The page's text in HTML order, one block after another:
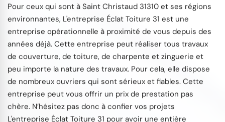
Pour ceux qui sont à Saint Christaud 31310 et ses régions
environnantes, L'entreprise Éclat Toiture 31 est une
entreprise opérationnelle à proximité de vous depuis des
années déjà. Cette entreprise peut réaliser tous travaux
de couverture, de toiture, de charpente et zinguerie et
peu importe la nature des travaux. Pour cela, elle dispose
de nombreux ouvriers qui sont sérieux et fiables. Cette
entreprise peut vous offrir un prix de prestation pas
chère. N’hésitez pas donc à confier vos projets
L'entreprise Éclat Toiture 31 pour avoir une entière